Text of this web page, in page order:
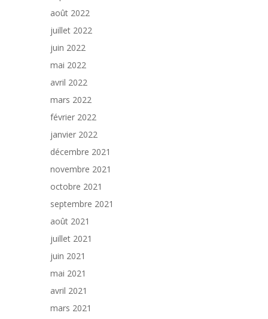
août 2022
juillet 2022
juin 2022
mai 2022
avril 2022
mars 2022
février 2022
janvier 2022
décembre 2021
novembre 2021
octobre 2021
septembre 2021
août 2021
juillet 2021
juin 2021
mai 2021
avril 2021
mars 2021